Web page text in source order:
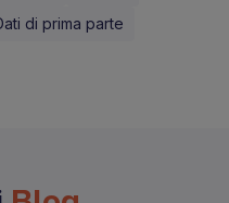
di prima parte